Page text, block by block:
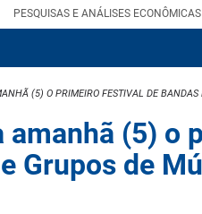
PESQUISAS E ANÁLISES ECONÔMICAS
(5) O PRIMEIRO FESTIVAL DE BANDAS
amanhã (5) o
Grupos de